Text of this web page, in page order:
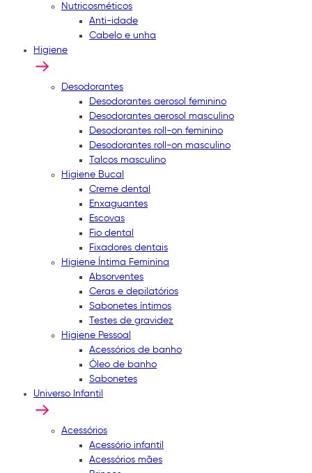
Nutricosméticos
Anti-idade
Cabelo e unha
Higiene
Desodorantes
Desodorantes aerosol feminino
Desodorantes aerosol masculino
Desodorantes roll-on feminino
Desodorantes roll-on masculino
Talcos masculino
Higiene Bucal
Creme dental
Enxaguantes
Escovas
Fio dental
Fixadores dentais
Higiene Íntima Feminina
Absorventes
Ceras e depilatórios
Sabonetes íntimos
Testes de gravidez
Higiene Pessoal
Acessórios de banho
Óleo de banho
Sabonetes
Universo Infantil
Acessórios
Acessório infantil
Acessórios mães